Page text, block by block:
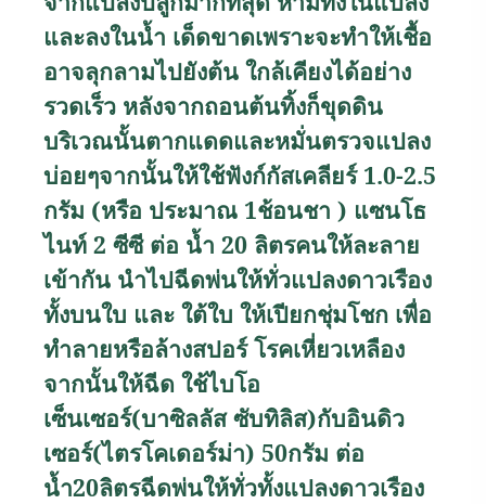
และลงในน้ำ เด็ดขาดเพราะจะทำให้เชื้อ
อาจลุกลามไปยังต้น ใกล้เคียงได้อย่าง
รวดเร็ว หลังจากถอนต้นทิ้งก็ขุดดิน
บริเวณนั้นตากแดดและหมั่นตรวจแปลง
บ่อยๆจากนั้นให้ใช้ฟังก์กัสเคลียร์ 1.0-2.5
กรัม (หรือ ประมาณ 1ช้อนชา ) แซนโธ
ไนท์ 2 ซีซี ต่อ น้ำ 20 ลิตรคนให้ละลาย
เข้ากัน นำไปฉีดพ่นให้ทั่วแปลงดาวเรือง
ทั้งบนใบ และ ใต้ใบ ให้เปียกชุ่มโชก เพื่อ
ทำลายหรือล้างสปอร์ โรคเหี่ยวเหลือง
จากนั้นให้ฉีด ใช้ไบโอ
เซ็นเซอร์(บาซิลลัส ซับทิลิส)กับอินดิว
เซอร์(ไตรโคเดอร์ม่า) 50กรัม ต่อ
น้ำ20ลิตรฉีดพ่นให้ทั่วทั้งแปลงดาวเรือง